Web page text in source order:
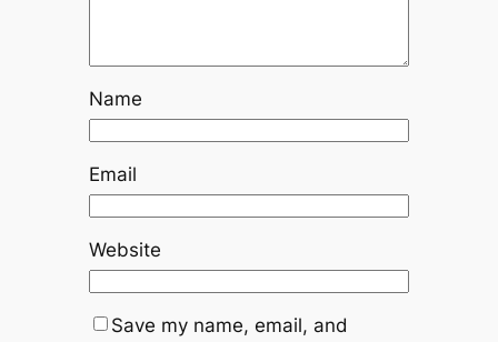
Name
Email
Website
Save my name, email, and